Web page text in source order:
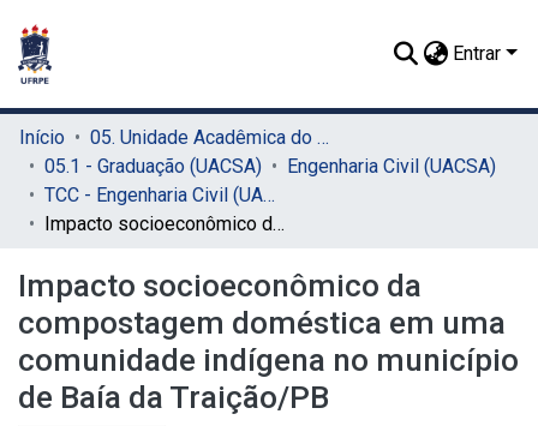
Entrar
Início
05. Unidade Acadêmica do Cabo de Santo Agostinho (UACSA)
05.1 - Graduação (UACSA)
Engenharia Civil (UACSA)
TCC - Engenharia Civil (UACSA)
Impacto socioeconômico da compostagem doméstica em uma comunidade indígena no município de Baía da Traição/PB
Impacto socioeconômico da
compostagem doméstica em uma
comunidade indígena no município
de Baía da Traição/PB